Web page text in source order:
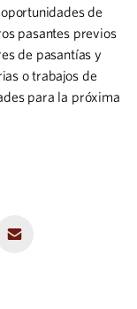
de
pasantes previos
de pasantías y
o trabajos de
para la próxima